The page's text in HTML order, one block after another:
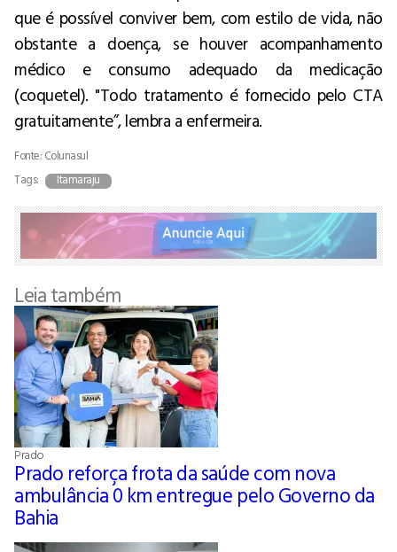
que é possível conviver bem, com estilo de vida, não
obstante a doença, se houver acompanhamento
médico e consumo adequado da medicação
(coquetel). "Todo tratamento é fornecido pelo CTA
gratuitamente”, lembra a enfermeira.
Fonte: Colunasul
Tags:
Itamaraju
Leia também
Prado
Prado reforça frota da saúde com nova
ambulância 0 km entregue pelo Governo da
Bahia